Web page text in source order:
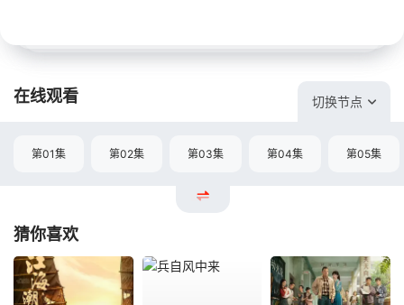
在线观看 切换节点
第01集 第02集 第03集 第04集 第05集
猜你喜欢